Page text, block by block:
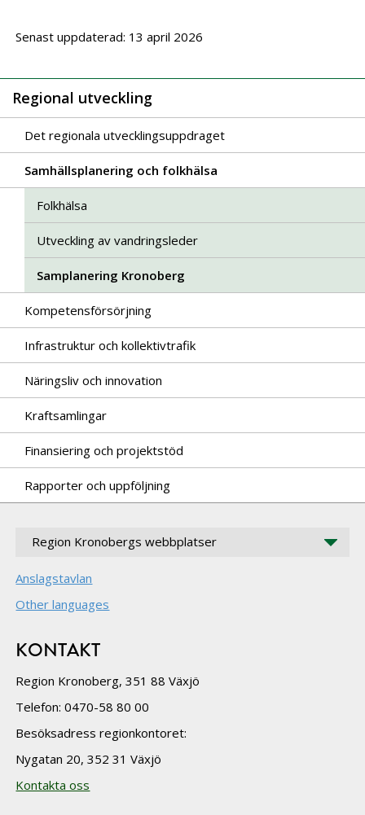
Senast uppdaterad: 13 april 2026
Regional utveckling
Det regionala utvecklingsuppdraget
Samhällsplanering och folkhälsa
Folkhälsa
Utveckling av vandringsleder
Samplanering Kronoberg
Kompetensförsörjning
Infrastruktur och kollektivtrafik
Näringsliv och innovation
Kraftsamlingar
Finansiering och projektstöd
Rapporter och uppföljning
Region Kronobergs webbplatser
Anslagstavlan
Other languages
KONTAKT
Region Kronoberg, 351 88 Växjö
Telefon: 0470-58 80 00
Besöksadress regionkontoret:
Nygatan 20, 352 31 Växjö
Kontakta oss